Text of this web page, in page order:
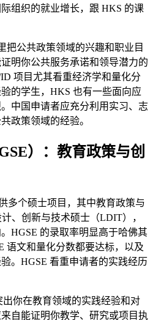
组织的就业增长，跟 HKS 的课
把公共政策领域的兴趣和职业目
明你公共服务承诺和领导潜力的
项目尤其看重经济学和量化分
的学生，HKS 也有一些面向应
中国申请者应充分利用实习、志
政策领域的经验。
）：教育政策与创
多个硕士项目，其中教育政策与
、创新与技术硕士（LDIT），
HGSE 的录取率明显高于哈佛其
语文和量化分数都要达标，以及
。HGSE 看重申请者的实践经历
你在教育领域的实践经验和对
自能证明你教学、研究或项目执